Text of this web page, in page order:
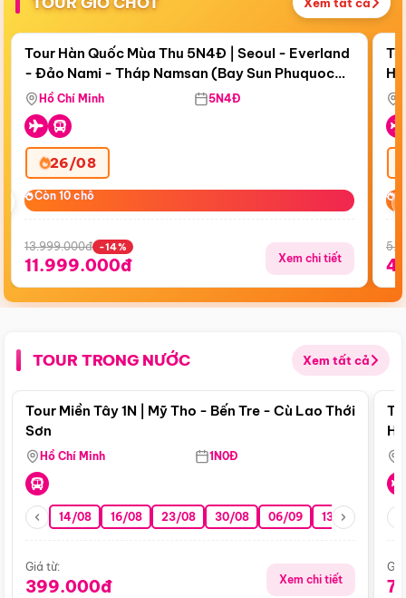
Còn18 ngày 04:37:14
Bay Sun Phuquoc Airways
Điểm nổi bật
Tour Hàn Quốc Mùa Thu 5N4Đ | Seoul - Everland
- Đảo Nami - Tháp Namsan (Bay Sun Phuquoc
Airways)
Hồ Chí Minh 5N4Đ
26/08
Còn 10 chỗ
Còn 10 chỗ
13.999.000đ -14%
11.999.000đ Xem chi tiết
TOUR TRONG NƯỚC Xem tất cả
Điểm nổi bật
Tour Miền Tây 1N | Mỹ Tho - Bến Tre - Cù Lao Thới
Sơn
Hồ Chí Minh 1N0Đ
14/08 16/08 23/08 30/08 06/09 13/09 20/09
Giá từ:
399.000đ Xem chi tiết